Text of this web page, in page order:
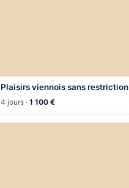
Plaisirs viennois sans restriction
4 jours ·1 100 €